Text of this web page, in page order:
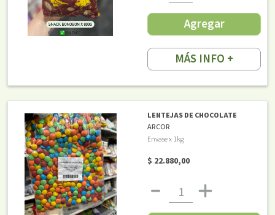
Agregar
MÁS INFO +
LENTEJAS DE CHOCOLATE
ARCOR
Envase x 1kg
$ 22.880,00